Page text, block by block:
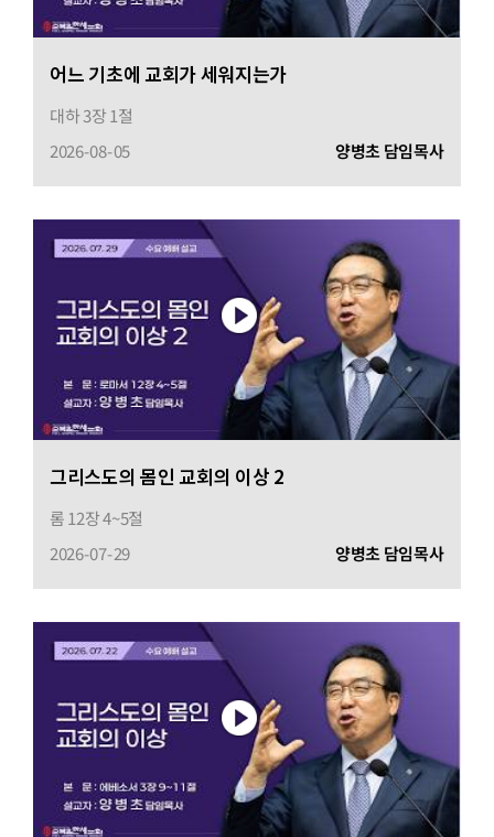
어느 기초에 교회가 세워지는가
대하 3장 1절
2026-08-05
양병초 담임목사
그리스도의 몸인 교회의 이상 2
롬 12장 4~5절
2026-07-29
양병초 담임목사